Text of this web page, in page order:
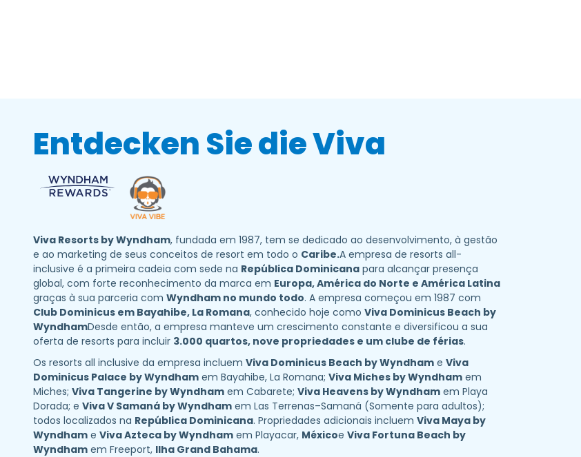
Entdecken Sie die Viva
Viva Resorts by Wyndham, fundada em 1987, tem se dedicado ao desenvolvimento, à gestão
e ao marketing de seus conceitos de resort em todo o Caribe.A empresa de resorts all-
inclusive é a primeira cadeia com sede na República Dominicanapara alcançar presença
global, com forte reconhecimento da marca em Europa, América do Norte e América Latina
graças à sua parceria com Wyndham no mundo todo. A empresa começou em 1987 com
Club Dominicus em Bayahibe, La Romana, conhecido hoje como Viva Dominicus Beach by
WyndhamDesde então, a empresa manteve um crescimento constante e diversificou a sua
oferta de resorts para incluir 3.000 quartos, nove propriedades e um clube de férias.
Os resorts all inclusive da empresa incluem Viva Dominicus Beach by Wyndhame Viva
Dominicus Palace by Wyndhamem Bayahibe, La Romana; Viva Miches by Wyndhamem
Miches; Viva Tangerine by Wyndhamem Cabarete; Viva Heavens by Wyndhamem Playa
Dorada; e Viva V Samaná by Wyndhamem Las Terrenas–Samaná (Somente para adultos);
todos localizados na República Dominicana. Propriedades adicionais incluem Viva Maya by
Wyndhame Viva Azteca by Wyndhamem Playacar, Méxicoe Viva Fortuna Beach by
Wyndhamem Freeport, Ilha Grand Bahama.